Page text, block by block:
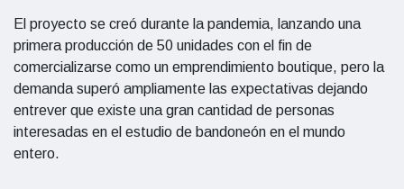
El proyecto se creó durante la pandemia, lanzando una
primera producción de 50 unidades con el fin de
comercializarse como un emprendimiento boutique, pero la
demanda superó ampliamente las expectativas dejando
entrever que existe una gran cantidad de personas
interesadas en el estudio de bandoneón en el mundo
entero.